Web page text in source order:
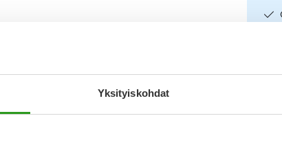
Yksityiskohdat